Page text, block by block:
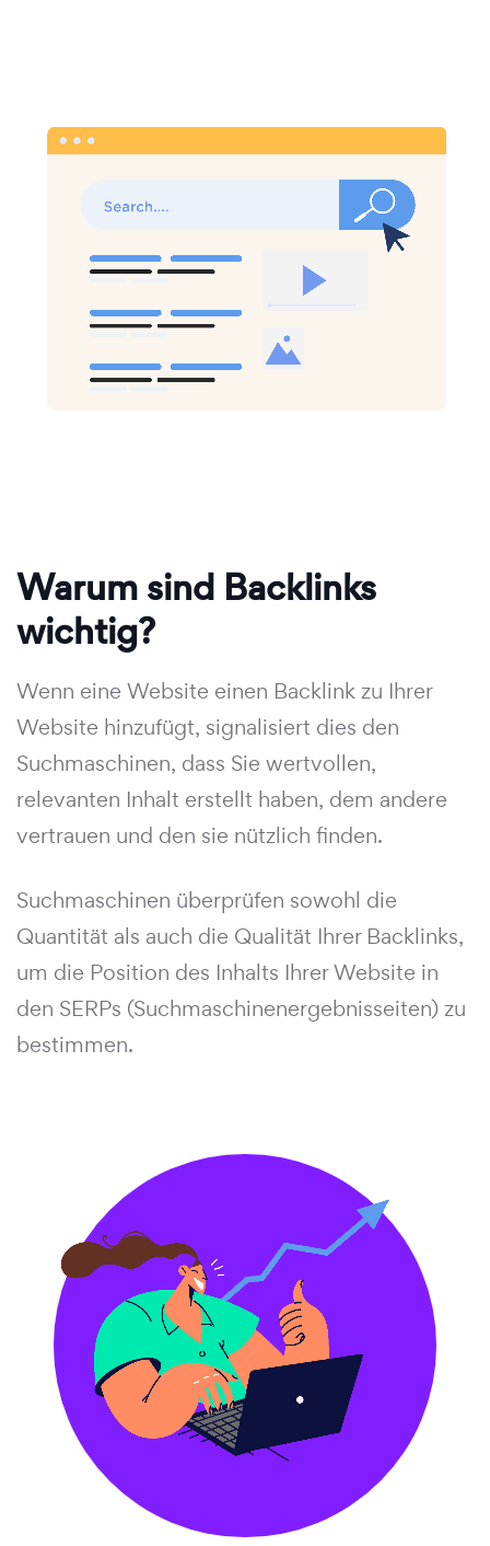
Warum sind Backlinks
wichtig?
Wenn eine Website einen Backlink zu Ihrer
Website hinzufügt, signalisiert dies den
Suchmaschinen, dass Sie wertvollen,
relevanten Inhalt erstellt haben, dem andere
vertrauen und den sie nützlich finden.
Suchmaschinen überprüfen sowohl die
Quantität als auch die Qualität Ihrer Backlinks,
um die Position des Inhalts Ihrer Website in
den SERPs (Suchmaschinenergebnisseiten) zu
bestimmen.